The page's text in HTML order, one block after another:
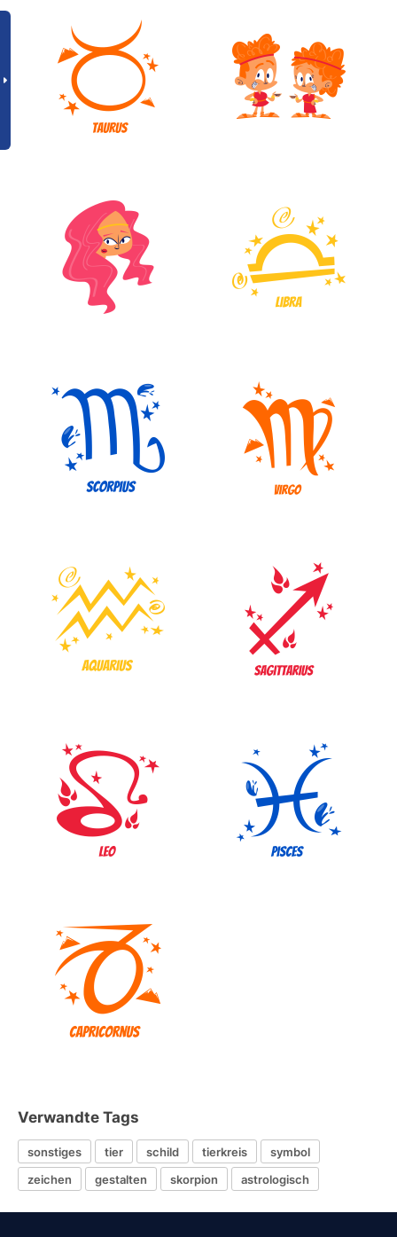
Verwandte Tags
sonstiges tier schild tierkreis
symbol
zeichen
gestalten skorpion astrologisch